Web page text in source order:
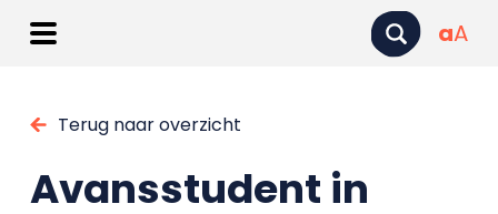
aA
Terug naar overzicht
Avansstudent in